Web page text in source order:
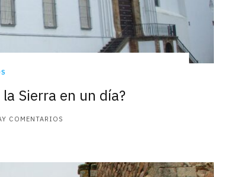
Sierra en un día?
COMENTARIOS